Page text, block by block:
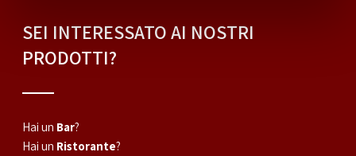
SEI INTERESSATO AI NOSTRI
PRODOTTI?
Hai un Bar?
Hai un Ristorante?